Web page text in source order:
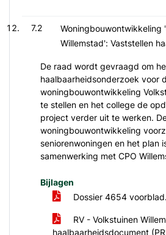
7.2
Woningbouwontwikkeling
Willemstad': Vaststellen
De raad wordt gevraagd om
haalbaarheidsonderzoek voor
woningbouwontwikkeling
te stellen en het college de
project verder uit te werken.
woningbouwontwikkeling
seniorenwoningen en het plan
samenwerking met CPO
Bijlagen
Dossier 4654
RV - Volkstuinen
haalbaarheidsdocument